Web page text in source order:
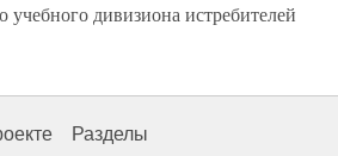
учебного дивизиона истребителей
Разделы